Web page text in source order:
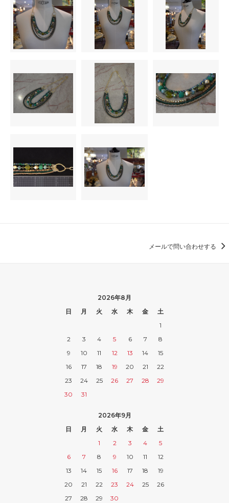
メールで問い合わせする
2026年8月
日
月 火 水 木 金
土
1
2
3 4 5 6 7
8
9
10 11 12 13 14
15
16
17 18 19 20 21
22
23
24 25 26 27 28
29
30
31
2026年9月
日
月 火 水 木 金
土
1
2 3 4
5
6
7 8 9 10 11
12
13
14 15 16 17 18
19
20
21 22 23 24 25
26
27
28 29 30